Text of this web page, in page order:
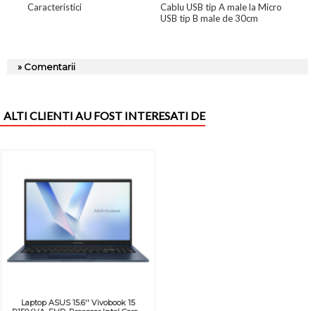
Caracteristici
Cablu USB tip A male la Micro
USB tip B male de 30cm
» Comentarii
ALTI CLIENTI AU FOST INTERESATI DE
Laptop ASUS 15.6'' Vivobook 15